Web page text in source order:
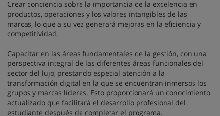
Crear conciencia sobre la importancia de la excelencia en
productos, operaciones y los valores intangibles de las
marcas, lo que a su vez generará mejoras en la eficiencia y
competitividad.
Capacitar en las áreas fundamentales de la gestión, con una
perspectiva integral de las diferentes áreas funcionales del
sector del lujo, prestando especial atención a la
transformación digital en la que se encuentran inmersos los
grupos y marcas líderes. Esto proporcionará un conocimiento
actualizado que facilitará el desarrollo profesional del
estudiante después de completar el programa.